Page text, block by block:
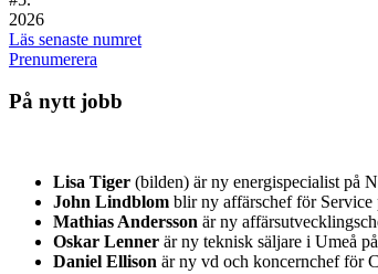
2026
Läs senaste numret
Prenumerera
På nytt jobb
Lisa Tiger (bilden) är ny energispecialist på
John Lindblom blir ny affärschef för Service
Mathias Andersson är ny
Oskar Lenner är ny teknisk säljare i Umeå
Daniel Ellison är ny vd och koncernchef för